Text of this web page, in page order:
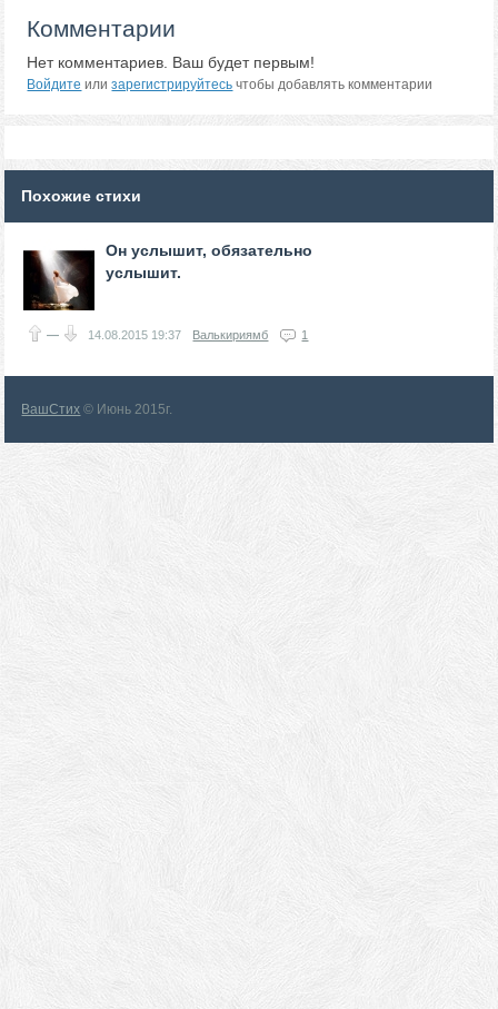
Комментарии
Нет комментариев. Ваш будет первым!
Войдите илизарегистрируйтесь чтобы добавлять комментарии
Похожие стихи
Он услышит, обязательно
услышит.
— 14.08.2015 19:37 Валькириямб 1
ВашСтих © Июнь 2015г.